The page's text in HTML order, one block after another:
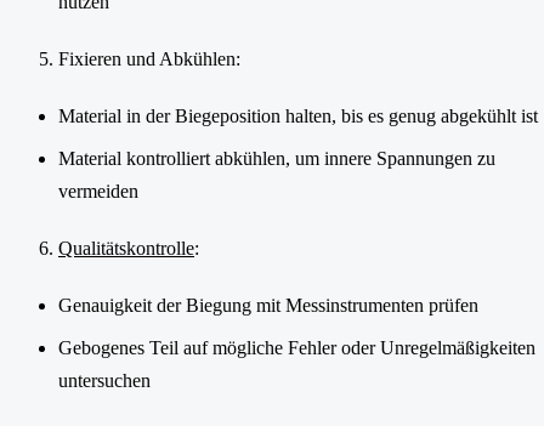
Fixieren und Abkühlen:
Material in der Biegeposition halten, bis es genug abgekühlt ist
Material kontrolliert abkühlen, um innere Spannungen zu
vermeiden
Qualitätskontrolle:
Genauigkeit der Biegung mit Messinstrumenten prüfen
Gebogenes Teil auf mögliche Fehler oder Unregelmäßigkeiten
untersuchen